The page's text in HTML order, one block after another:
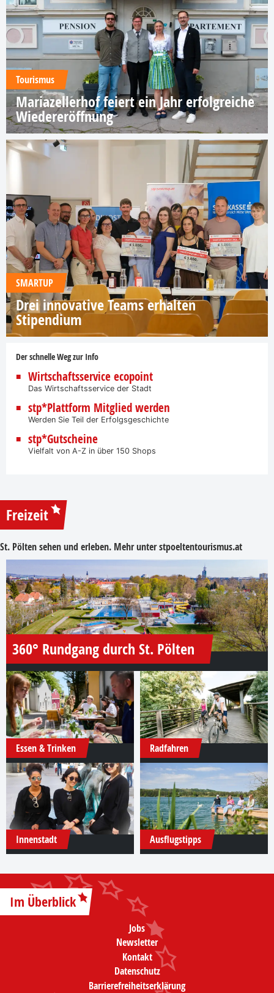
Tourismus
Mariazellerhof feiert ein Jahr erfolgreiche
Wiedereröffnung
SMARTUP
Drei innovative Teams erhalten
Stipendium
Der schnelle Weg zur Info
Wirtschaftsservice ecopoint
Das Wirtschaftsservice der Stadt
stp*Plattform Mitglied werden
Werden Sie Teil der Erfolgsgeschichte
stp*Gutscheine
Vielfalt von A-Z in über 150 Shops
Freizeit
St. Pölten sehen und erleben. Mehr unterstpoeltentourismus.at
360° Rundgang durch St. Pölten
Essen & Trinken Radfahren
Innenstadt Ausflugstipps
Im Überblick
Jobs
Newsletter
Kontakt
Datenschutz
Barrierefreiheitserklärung